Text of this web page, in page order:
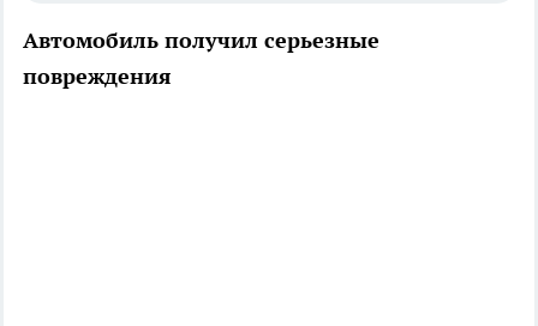
Автомобиль получил серьезные
повреждения